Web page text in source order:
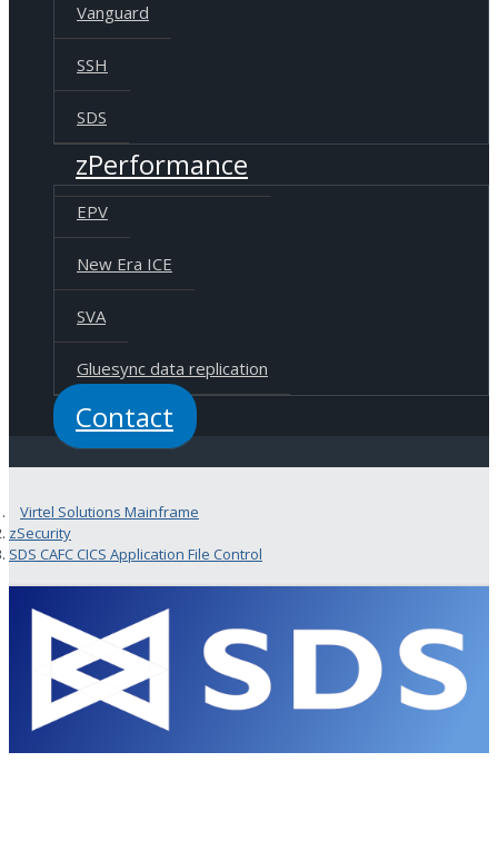
Vanguard
SSH
SDS
zPerformance
EPV
New Era ICE
SVA
Gluesync data replication
Contact
Virtel Solutions Mainframe
zSecurity
SDS CAFC CICS Application File Control